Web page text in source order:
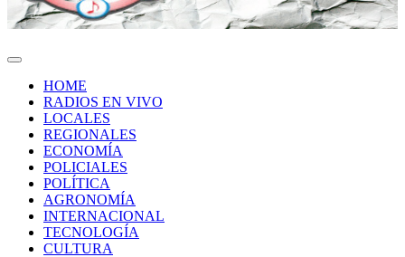
HOME
RADIOS EN VIVO
LOCALES
REGIONALES
ECONOMÍA
POLICIALES
POLÍTICA
AGRONOMÍA
INTERNACIONAL
TECNOLOGÍA
CULTURA